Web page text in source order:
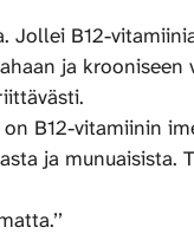
Jollei B12-
ja krooniseen
B12-vitamiinin
ja munuaisista.